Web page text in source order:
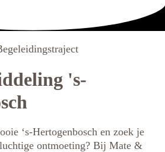
's-
‘s-Hertogenbosch en zoek je
ontmoeting? Bij Mate &